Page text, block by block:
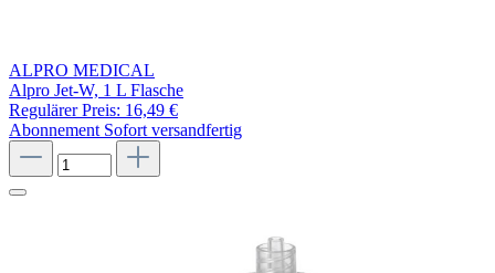
ALPRO MEDICAL
Alpro Jet-W, 1 L Flasche
Regulärer Preis: 16,49 €
Abonnement Sofort versandfertig